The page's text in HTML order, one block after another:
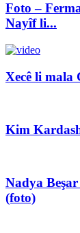
Foto –
Nayîf li...
Xecê li mala
Kim
Nadya
(foto)